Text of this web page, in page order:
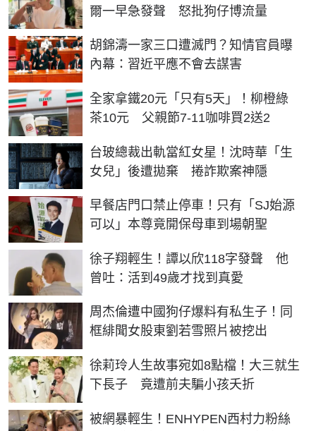
爾一早急發聲 怒批狗仔博流量
胡錦濤一家三口遭滅門？知情官員曝
內幕：習近平應不會去謀害
全家拿鐵20元「只有5天」！柳橙綠
茶10元 父親節7-11咖啡買2送2
台玻總裁出軌當紅女星！沈時華「生
女兒」後遭拋棄 捲詐欺案神隱
早餐店門口禁止停車！只有「SJ始源
可以」本尊竟開保母車到場朝聖
徐子翔輕生！譚以欣118字發聲 他
曾吐：活到49歲才找到真愛
周杰倫遭中國狗仔爆料有私生子！同
框緋聞女股東劉若雪照片被挖出
徐莉玲人生故事宛如8點檔！大三就生
下長子 竟遭前夫騙小孩夭折
被網暴輕生！ENHYPEN西村力粉絲